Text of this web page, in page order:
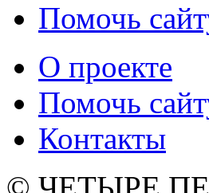
Помочь
О проекте
Помочь
Контакты